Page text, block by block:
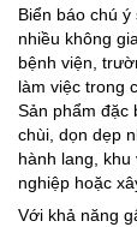
Biển báo chú
nhiều không
bệnh viện,
làm việc trong
Sản phẩm đặc
chùi, dọn dẹp
hành lang,
nghiệp hoặc
Với khả năng